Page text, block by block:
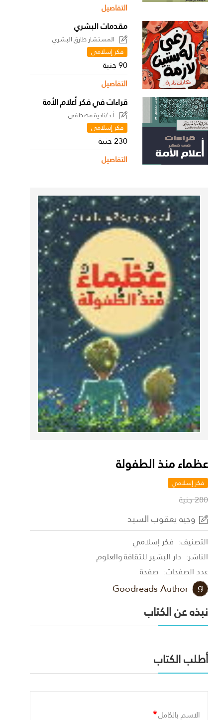
التفاصيل
مقدمات البشري
المستشار طارق البشري
فكر إسلامي
90 جنية
التفاصيل
قراءات في فكر أعلام الأمة
أ.د/نادية مصطفى
فكر إسلامي
230 جنية
التفاصيل
عظماء منذ الطفولة
فكر إسلامي
280 جنية
وجيه يعقوب السيد
التصنيف: فكر إسلامي
الناشر: دار البشير للثقافة والعلوم
عدد الصفحات: صفحة
Goodreads Author
نبذه عن الكتاب
أطلب الكتاب
الاسم بالكامل*